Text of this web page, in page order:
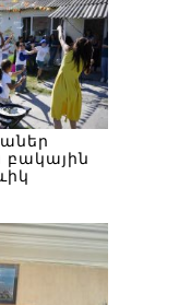
բակային